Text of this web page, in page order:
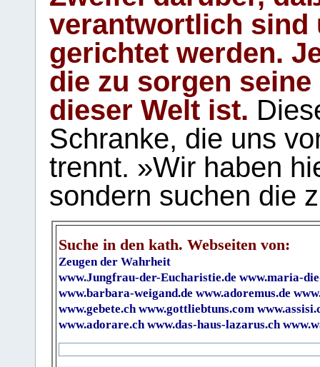
verantwortlich sind
gerichtet werden.
die zu sorgen
dieser Welt ist.
Schranke, die uns
trennt. »Wir haben
sondern suchen die
Suche in den kath. Webseiten von:
Zeugen der Wahrheit
www.Jungfrau-der-Eucharistie.de www.maria-
www.barbara-weigand.de www.adoremus.de
www.gebete.ch www.gottliebtuns.com
www.adorare.ch www.das-haus-lazarus.ch